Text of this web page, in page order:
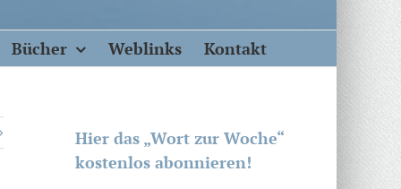
Bücher Weblinks Kontakt
Hier das „Wort zur Woche“
kostenlos abonnieren!